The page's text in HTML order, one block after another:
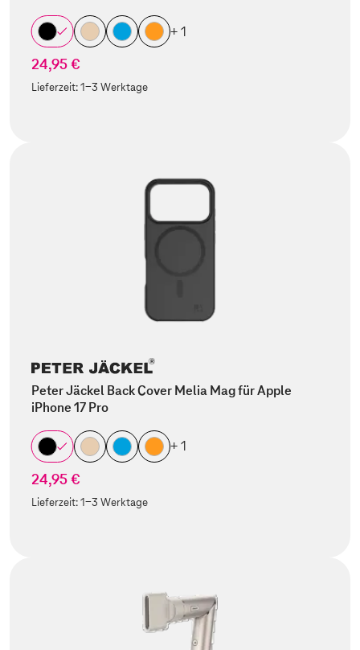
+ 1
24,95 €
Lieferzeit:1-3 Werktage
Peter Jäckel Back Cover Melia Mag für Apple
iPhone 17 Pro
+ 1
24,95 €
Lieferzeit:1-3 Werktage